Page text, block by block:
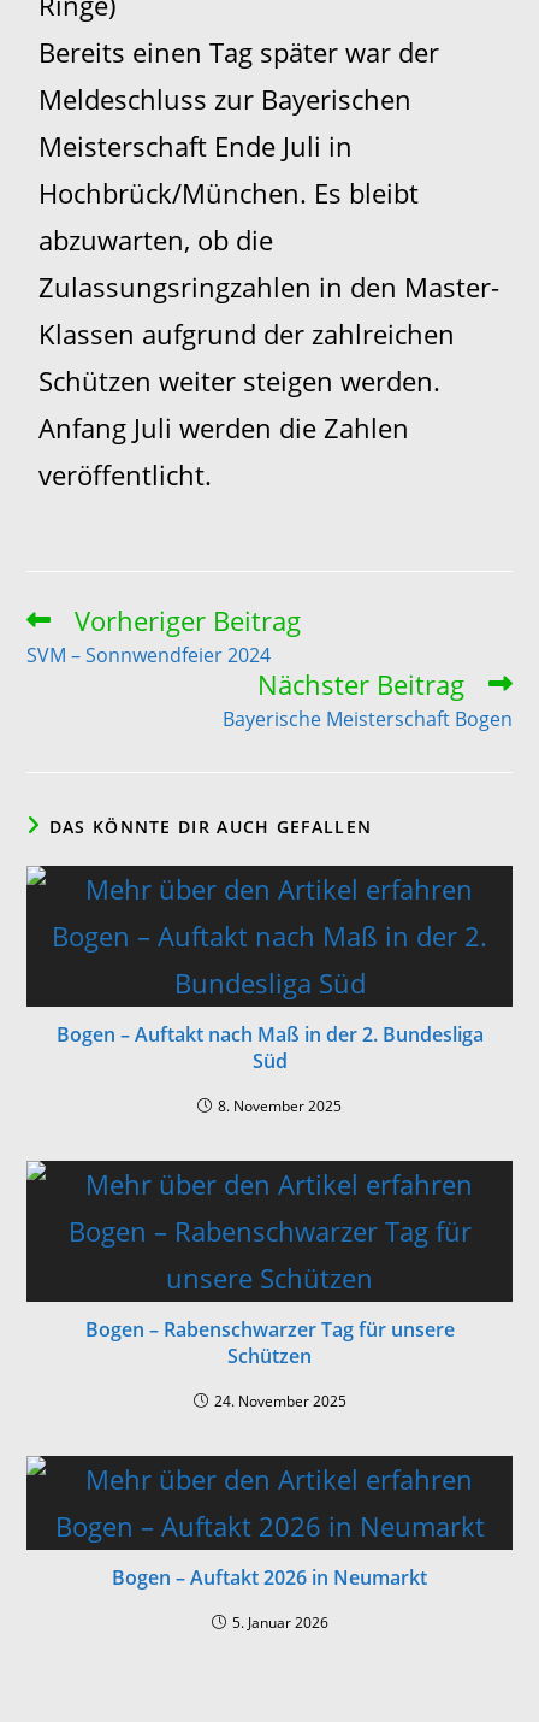
Bereits einen Tag später war der
Meldeschluss zur Bayerischen
Meisterschaft Ende Juli in
Hochbrück/München. Es bleibt
abzuwarten, ob die
Zulassungsringzahlen in den Master-
Klassen aufgrund der zahlreichen
Schützen weiter steigen werden.
Anfang Juli werden die Zahlen
veröffentlicht.
Vorheriger Beitrag
SVM – Sonnwendfeier 2024
Nächster Beitrag
Bayerische Meisterschaft Bogen
DAS KÖNNTE DIR AUCH GEFALLEN
Bogen – Auftakt nach Maß in der 2. Bundesliga
Süd
8. November 2025
Bogen – Rabenschwarzer Tag für unsere
Schützen
24. November 2025
Bogen – Auftakt 2026 in Neumarkt
5. Januar 2026